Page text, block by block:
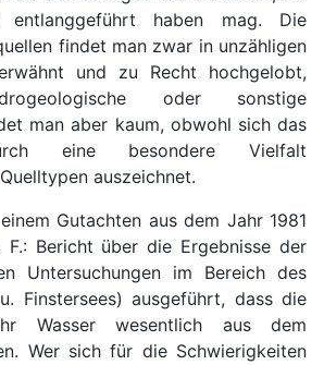
haben mag. Die
findet man zwar in unzähligen
und zu Recht hochgelobt,
oder sonstige
man aber kaum, obwohl sich das
eine besondere Vielfalt
auszeichnet.
Gutachten aus dem Jahr 1981
F.: Bericht über die Ergebnisse der
Untersuchungen im Bereich des
Finstersees) ausgeführt, dass die
Wasser wesentlich aus dem
Wer sich für die Schwierigkeiten